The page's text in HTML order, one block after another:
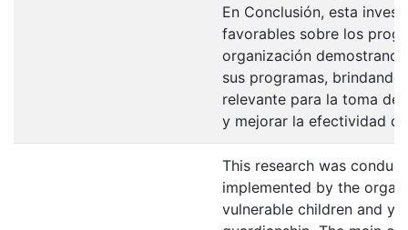
En Conclusión, esta
favorables sobre los
organización
sus programas,
relevante para la toma de
y mejorar la efectividad
This research was
implemented by the
vulnerable children and